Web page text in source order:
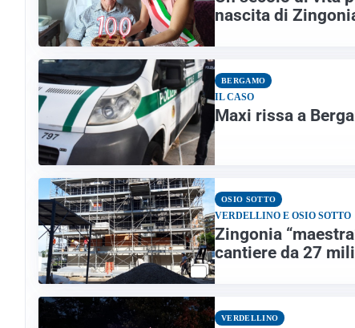
nascita di
BERGAMO
IL CASO
Maxi rissa a
OSIO SOTTO
VERDELLINO E OSIO SOTTO
Zingonia
cantiere da 27
VERDELLINO